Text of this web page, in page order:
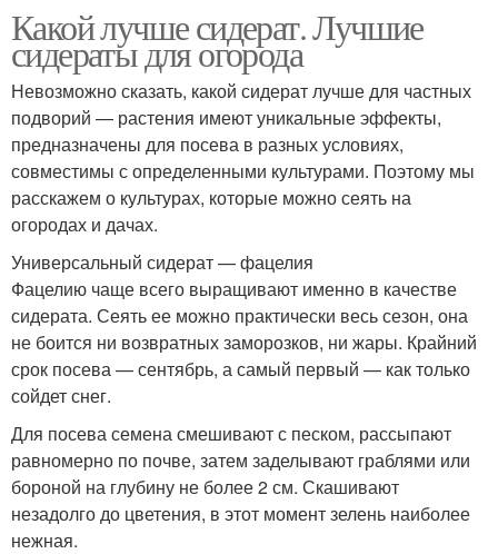
Какой лучше сидерат. Лучшие
сидераты для огорода
Невозможно сказать, какой сидерат лучше для частных
подворий — растения имеют уникальные эффекты,
предназначены для посева в разных условиях,
совместимы с определенными культурами. Поэтому мы
расскажем о культурах, которые можно сеять на
огородах и дачах.
Универсальный сидерат — фацелия
Фацелию чаще всего выращивают именно в качестве
сидерата. Сеять ее можно практически весь сезон, она
не боится ни возвратных заморозков, ни жары. Крайний
срок посева — сентябрь, а самый первый — как только
сойдет снег.
Для посева семена смешивают с песком, рассыпают
равномерно по почве, затем заделывают граблями или
бороной на глубину не более 2 см. Скашивают
незадолго до цветения, в этот момент зелень наиболее
нежная.